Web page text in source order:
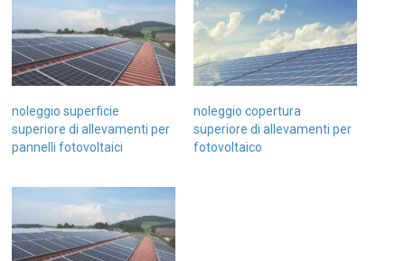
noleggio superficie
superiore di allevamenti per
pannelli fotovoltaici
noleggio copertura
superiore di allevamenti per
fotovoltaico